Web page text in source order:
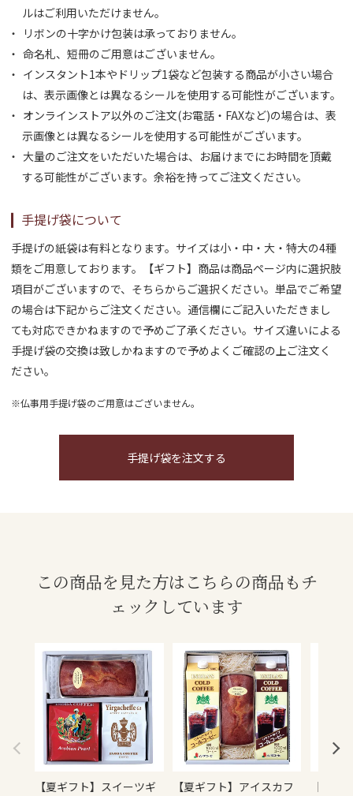
ルはご利用いただけません。
リボンの十字かけ包装は承っておりません。
命名札、短冊のご用意はございません。
インスタント1本やドリップ1袋など包装する商品が小さい場合
は、表示画像とは異なるシールを使用する可能性がございます。
オンラインストア以外のご注文(お電話・FAXなど)の場合は、表
示画像とは異なるシールを使用する可能性がございます。
大量のご注文をいただいた場合は、お届けまでにお時間を頂戴
する可能性がございます。余裕を持ってご注文ください。
手提げ袋について
手提げの紙袋は有料となります。サイズは小・中・大・特大の4種
類をご用意しております。【ギフト】商品は商品ページ内に選択肢
項目がございますので、そちらからご選択ください。単品でご希望
の場合は下記からご注文ください。通信欄にご記入いただきまし
ても対応できかねますので予めご了承ください。サイズ違いによる
手提げ袋の交換は致しかねますので予めよくご確認の上ご注文く
ださい。
※仏事用手提げ袋のご用意はございません。
手提げ袋を注文する
この商品を見た方はこちらの商品もチ
ェックしています
【夏ギフト】スイーツギ
【夏ギフト】アイスカフ
【夏ギ